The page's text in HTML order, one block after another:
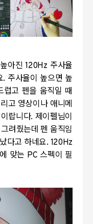
아진 120Hz 주사율
주사율이 높으면 높
고 펜을 움직일 때
고 영상이나 애니메
랍니다. 제이펠님이
려줬는데 펜 움직임
다고 하네요. 120Hz
맞는 PC 스펙이 필